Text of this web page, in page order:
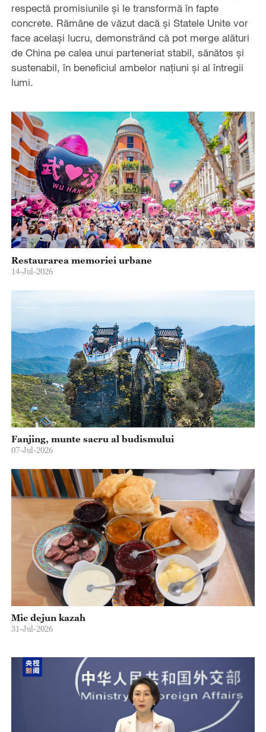
respectă promisiunile și le transformă în fapte
concrete. Rămâne de văzut dacă și Statele Unite vor
face același lucru, demonstrând că pot merge alături
de China pe calea unui parteneriat stabil, sănătos și
sustenabil, în beneficiul ambelor națiuni și al întregii
lumi.
Restaurarea memoriei urbane
14-Jul-2026
Fanjing, munte sacru al budismului
07-Jul-2026
Mic dejun kazah
31-Jul-2026